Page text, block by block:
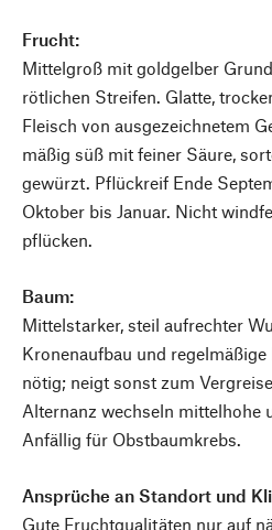
Frucht:
Mittelgroß mit goldgelber
rötlichen Streifen. Glatte,
Fleisch von ausgezeichnetem
mäßig süß mit feiner Säure,
gewürzt. Pflückreif Ende
Oktober bis Januar. Nicht
pflücken.
Baum:
Mittelstarker, steil aufrechter
Kronenaufbau und
nötig; neigt sonst zum
Alternanz wechseln mittelhohe
Anfällig für Obstbaumkrebs.
Ansprüche an Standort und
Gute Fruchtqualitäten nur auf